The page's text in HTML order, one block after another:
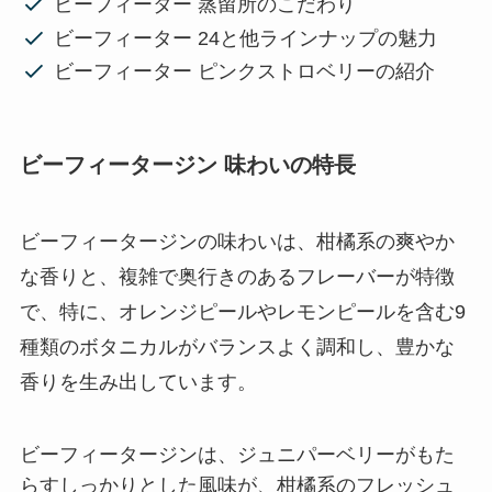
ビーフィーター 蒸留所のこだわり
ビーフィーター 24と他ラインナップの魅力
ビーフィーター ピンクストロベリーの紹介
ビーフィータージン 味わいの特長
ビーフィータージンの味わいは、柑橘系の爽やか
な香りと、複雑で奥行きのあるフレーバーが特徴
で、特に、オレンジピールやレモンピールを含む9
種類のボタニカルがバランスよく調和し、豊かな
香りを生み出しています。
ビーフィータージンは、ジュニパーベリーがもた
らすしっかりとした風味が、柑橘系のフレッシュ